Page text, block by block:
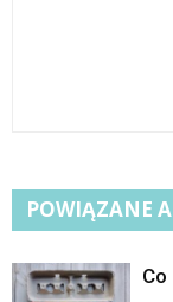
POWIĄZANE
Co